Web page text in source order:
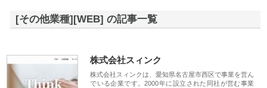
[その他業種][WEB] の記事一覧
株式会社スィンク
株式会社スィンクは、愛知県名古屋市西区で事業を営ん
でいる企業です。2000年に設立された同社が営む事業